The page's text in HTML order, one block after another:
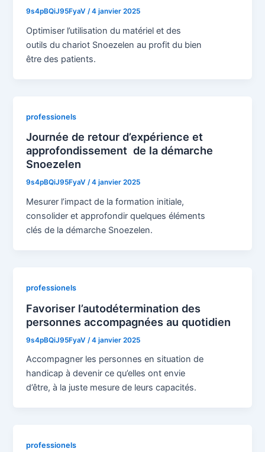
9s4pBQiJ95FyaV/4 janvier 2025
Optimiser l’utilisation du matériel et des
outils du chariot Snoezelen au profit du bien
être des patients.
professionels
Journée de retour d’expérience et
approfondissement de la démarche
Snoezelen
9s4pBQiJ95FyaV/4 janvier 2025
Mesurer l’impact de la formation initiale,
consolider et approfondir quelques éléments
clés de la démarche Snoezelen.
professionels
Favoriser l’autodétermination des
personnes accompagnées au quotidien
9s4pBQiJ95FyaV /4 janvier 2025
Accompagner les personnes en situation de
handicap à devenir ce qu’elles ont envie
d’être, à la juste mesure de leurs capacités.
professionels